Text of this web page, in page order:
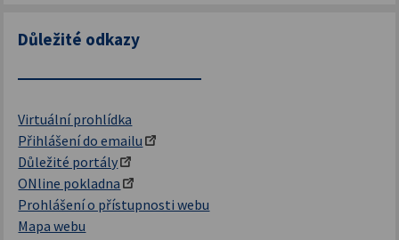
Důležité odkazy
Virtuální prohlídka
Přihlášení do emailu
Důležité portály
ONline pokladna
Prohlášení o přístupnosti webu
Mapa webu